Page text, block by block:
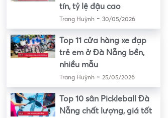
tín, tỷ lệ đậu cao
Trang Huỳnh- 30/05/2026
Top 11 cửa hàng xe đạp
trẻ em ở Đà Nẵng bền,
nhiều mẫu
Trang Huỳnh- 25/05/2026
Top 10 sân Pickleball Đà
Nẵng chất lượng, giá tốt